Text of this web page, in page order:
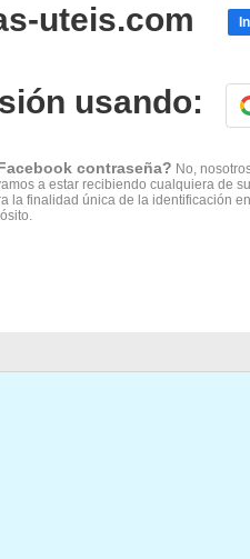
uteis.com
usando:
contraseña? No,
a estar recibiendo cualquiera de
la finalidad única de la identificación